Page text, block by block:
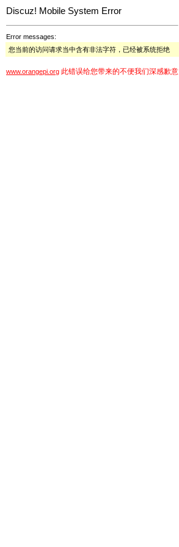
Discuz! Mobile System Error
Error messages:
您当前的访问请求当中含有非法字符，已经被系统拒绝
www.orangepi.org 此错误给您带来的不便我们深感歉意